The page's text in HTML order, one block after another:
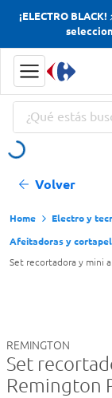
¡ELECTRO
¿Qué estás
Volver
Electro y
Afeitadoras y
Set recortadora y mini
REMINGTON
Set
Remington
Términos
Yerba
Cerveza
Doves
Jabon Tocador
Términos
Yerba
Cerveza
Doves
Jabon Tocador